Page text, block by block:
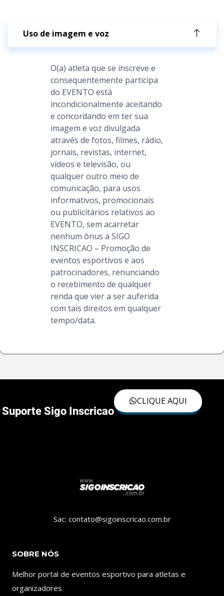
Uso de imagem e voz
O(a) atleta que se inscreve e
consequentemente participa
do EVENTO está
incondicionalmente aceitando
e concordando em ter sua
imagem e voz divulgada
através de fotos, filmes, rádio,
jornais, revistas, internet,
vídeos e televisão, ou
qualquer outro meio de
comunicação, para usos
informativos, promocionais
ou publicitários relativos ao
EVENTO, sem acarretar
nenhum ônus a SIGO
INSCRICAO – Promoção de
eventos esportivos e aos
patrocinadores, renunciando
o recebimento de qualquer
renda que vier a ser auferida
com tais direitos em qualquer
tempo/data.
Suporte Sigo Inscricao
CLIQUE AQUI
Sac: contato@sigoinscricao.com.br
SOBRE NÓS
Melhor portal de eventos esportivo para atletas e
organizadores.